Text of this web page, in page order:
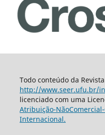
Todo conteúdo da
http://www.seer.ufu.br/
licenciado com uma
Atribuição-
Internacional.